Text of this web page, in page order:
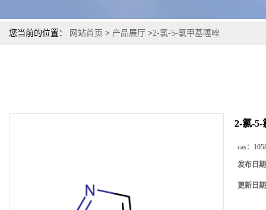
您当前的位置： 网站首页 > 产品展厅 >2-氯-5-氯甲基噻唑
2-氯-5-
cas：
发布日
更新日